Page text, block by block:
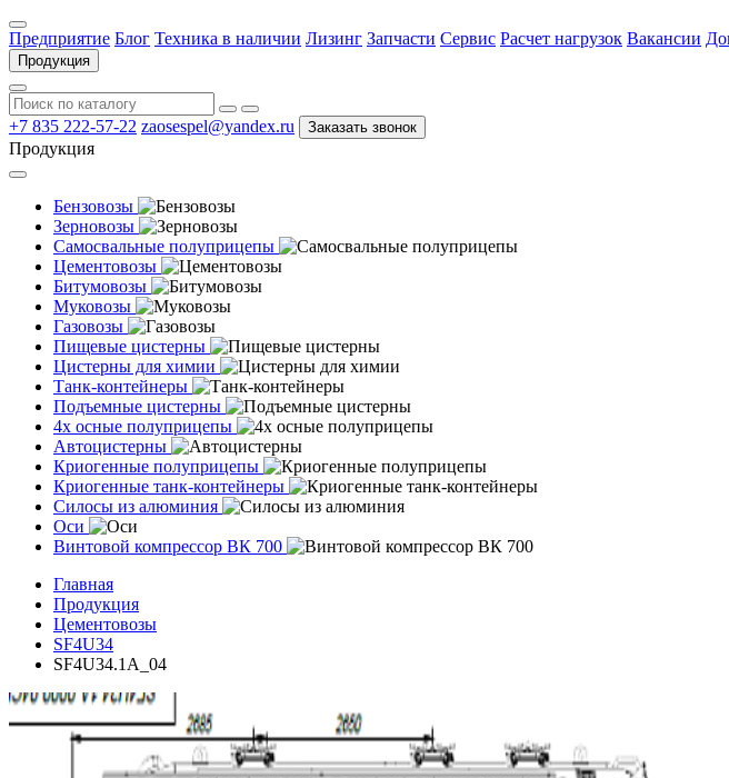
Предприятие Блог Техника в наличии Лизинг Запчасти Сервис Расчет нагрузок Вакансии
Продукция
+7 835 222-57-22 zaosespel@yandex.ru Заказать звонок
Продукция
Бензовозы
Зерновозы
Самосвальные полуприцепы
Цементовозы
Битумовозы
Муковозы
Газовозы
Пищевые цистерны
Цистерны для химии
Танк-контейнеры
Подъемные цистерны
4х осные полуприцепы
Автоцистерны
Криогенные полуприцепы
Криогенные танк-контейнеры
Силосы из алюминия
Оси
Винтовой компрессор ВК 700
Главная
Продукция
Цементовозы
SF4U34
SF4U34.1A_04